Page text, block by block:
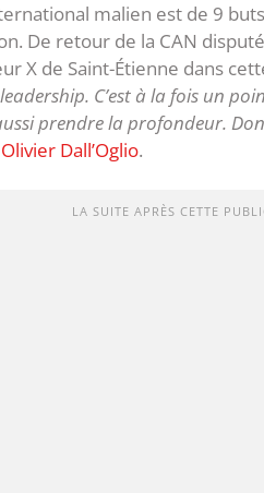
malien est de 9
De retour de la CAN
X de Saint-Étienne dans
C’est à la fois un
prendre la profondeur.
Olivier Dall’Oglio.
LA SUITE APRÈS CETTE